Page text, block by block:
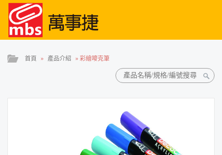
首頁 » 產品介紹 » 彩繪嘜克筆